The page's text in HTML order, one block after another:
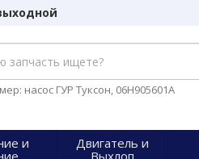
насос ГУР Туксон, 06H905601A
и
Двигатель и